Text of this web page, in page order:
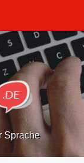
Sprache